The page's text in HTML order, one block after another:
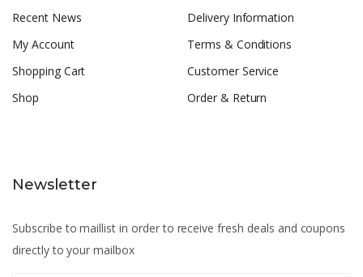
Recent News
My Account
Shopping Cart
Shop
Delivery Information
Terms & Conditions
Customer Service
Order & Return
Newsletter
Subscribe to maillist in order to receive fresh deals and coupons
directly to your mailbox